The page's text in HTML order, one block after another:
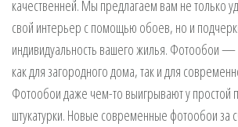
качественней. Мы предлагаем вам не только
свой интерьер с помощью обоев, но и
индивидуальность вашего жилья. Фотообои
как для загородного дома, так и для
Фотообои даже чем-то выигрывают у простой
штукатурки. Новые современные фотообои за